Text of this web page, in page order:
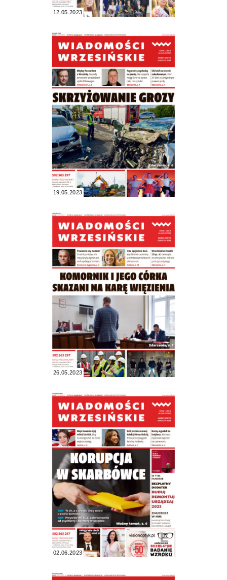
12.05.2023
19.05.2023
26.05.2023
02.06.2023